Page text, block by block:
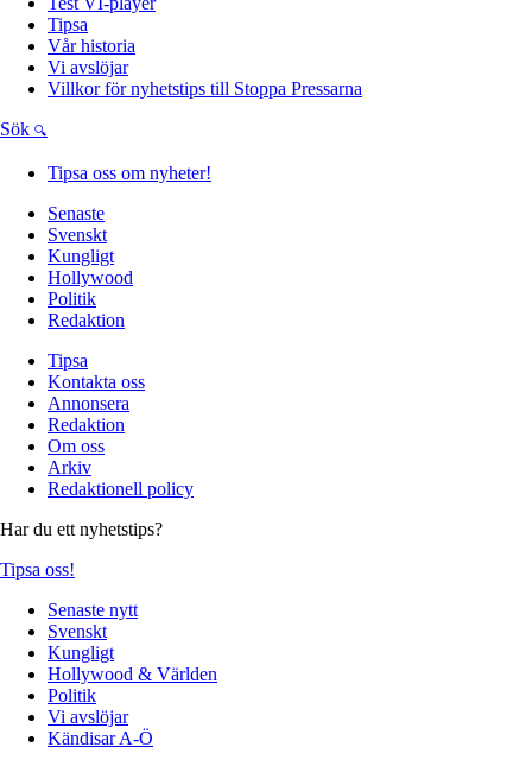
Tipsa
Vår historia
Vi avslöjar
Villkor för nyhetstips till Stoppa Pressarna
Sök
Tipsa oss om nyheter!
Senaste
Svenskt
Kungligt
Hollywood
Politik
Redaktion
Tipsa
Kontakta oss
Annonsera
Redaktion
Om oss
Arkiv
Redaktionell policy
Har du ett nyhetstips?
Tipsa oss!
Senaste nytt
Svenskt
Kungligt
Hollywood & Världen
Politik
Vi avslöjar
Kändisar A-Ö